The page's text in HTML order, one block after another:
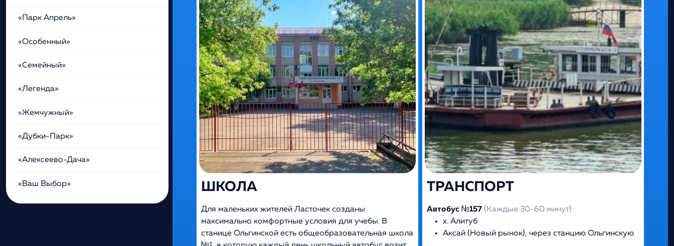
«Парк Апрель»
«Особенный»
«Семейный»
«Легенда»
«Жемчужный»
«Дубки-Парк»
«Алексеево-Дача»
«Ваш Выбор» ШКОЛА
Для маленьких жителей Ласточек созданы
максимально комфортные условия для учебы. В
станице Ольгинской есть общеобразовательная школа
ТРАНСПОРТ
Автобус №157 (Каждые 30-60 минут)
х. Алитуб
Аксай (Новый рынок), через станцию Ольгинскую